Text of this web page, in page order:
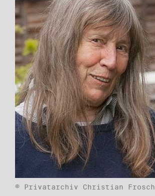
© Privatarchiv Christian Frosch